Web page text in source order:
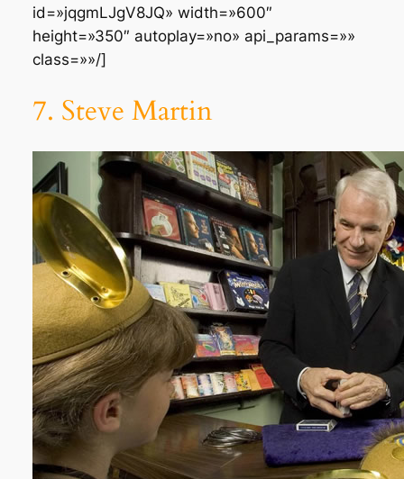
id=»jqgmLJgV8JQ» width=»600″
height=»350″ autoplay=»no» api_params=»»
class=»»/]
7. Steve Martin